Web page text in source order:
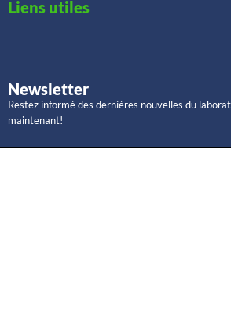
Liens utiles
Newsletter
Restez informé des dernières nouvelles du
maintenant!